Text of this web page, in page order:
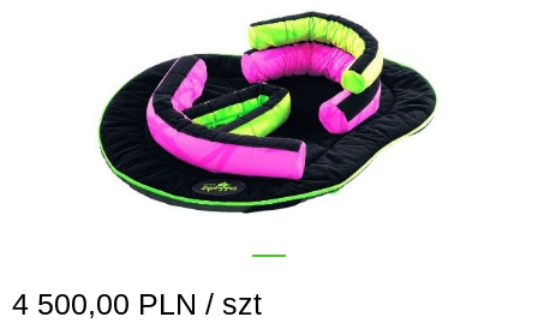
4 500,00 PLN / szt